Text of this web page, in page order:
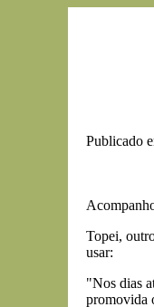
Publicado
Topei,
usar:
"Nos dias
promovida